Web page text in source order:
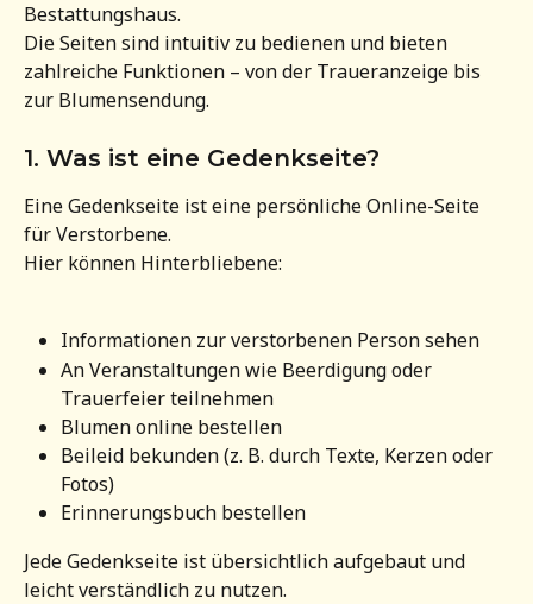
Bestattungshaus.
Die Seiten sind intuitiv zu bedienen und bieten
zahlreiche Funktionen – von der Traueranzeige bis
zur Blumensendung.
1. Was ist eine Gedenkseite?
Eine Gedenkseite ist eine persönliche Online-Seite
für Verstorbene.
Hier können Hinterbliebene:
Informationen zur verstorbenen Person sehen
An Veranstaltungen wie Beerdigung oder
Trauerfeier teilnehmen
Blumen online bestellen
Beileid bekunden (z. B. durch Texte, Kerzen oder
Fotos)
Erinnerungsbuch bestellen
Jede Gedenkseite ist übersichtlich aufgebaut und
leicht verständlich zu nutzen.